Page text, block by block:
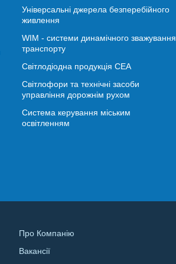
Універсальні джерела безперебійного
живлення
WIM - системи динамічного зважування
транспорту
Світлодіодна продукція СЕА
Світлофори та технічні засоби
управління дорожнім рухом
Система керування міським
освітленням
Про Компанію
Вакансії